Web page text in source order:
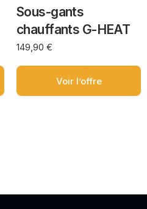
Sous-gants
chauffants G-HEAT
149,90 €
Voir l’offre